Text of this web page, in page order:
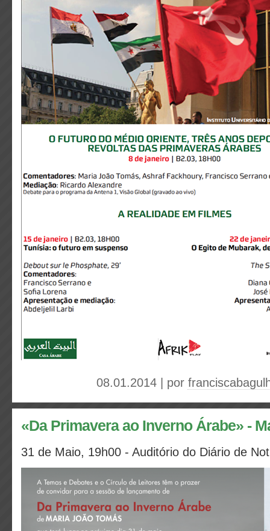
08.01.2014 | por
«Da Primavera ao Inverno Árabe» -
31 de Maio, 19h00 - Auditório do Diário de